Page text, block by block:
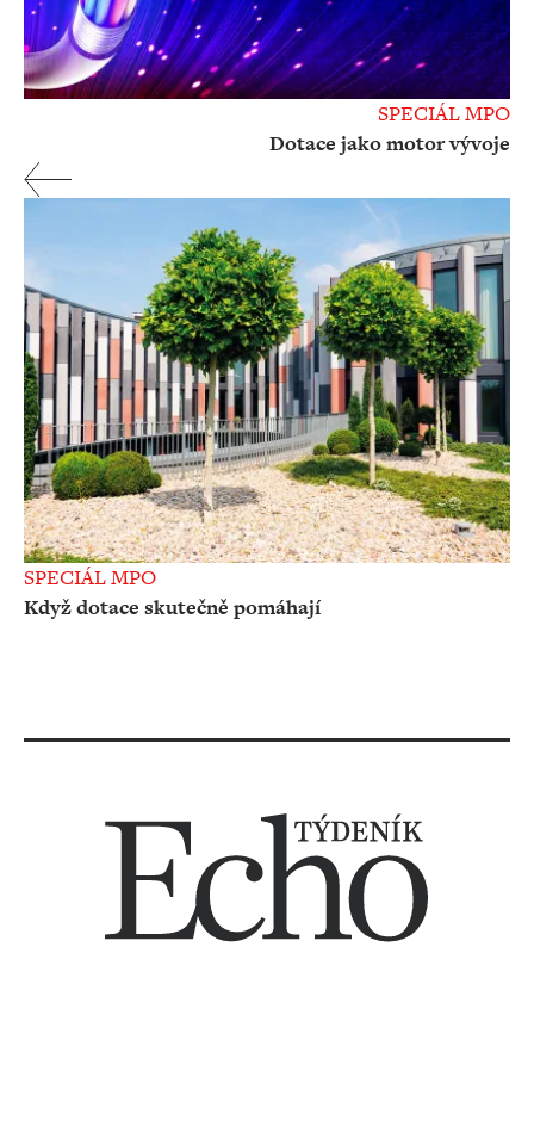
SPECIÁL MPO
Dotace jako motor vývoje
SPECIÁL MPO
Když dotace skutečně pomáhají